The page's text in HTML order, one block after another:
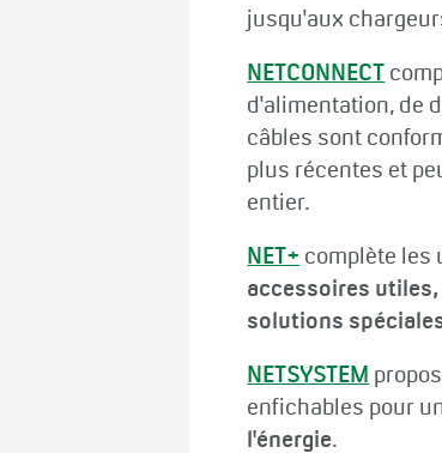
jusqu'aux
NETCONNECT
d'alimentation, de
câbles sont
plus récentes et
entier.
NET+ complète les
accessoires
solutions
NETSYSTEM
enfichables pour
l'énergie.